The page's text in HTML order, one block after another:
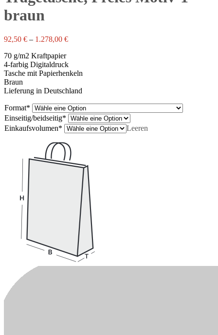
braun
92,50 € – 1.278,00 €
70 g/m2 Kraftpapier
4-farbig Digitaldruck
Tasche mit Papierhenkeln
Braun
Lieferung in Deutschland
Format*
Einseitig/beidseitig*
Einkaufsvolumen* Leeren